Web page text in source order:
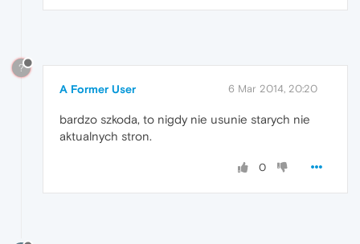
?
A Former User 6 Mar 2014, 20:20
bardzo szkoda, to nigdy nie usunie starych nie
aktualnych stron.
0